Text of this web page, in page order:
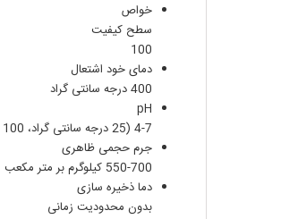
خواص
سطح کیفیت
100
دمای خود اشتعال
400 درجه سانتی گراد
pH
4-7 (25 درجه سانتی گراد، 100 گرم در لیتر در H2O، دوغاب)
جرم حجمی ظاهری
550-700 کیلوگرم بر متر مکعب
دما ذخیره سازی
بدون محدودیت زمانی